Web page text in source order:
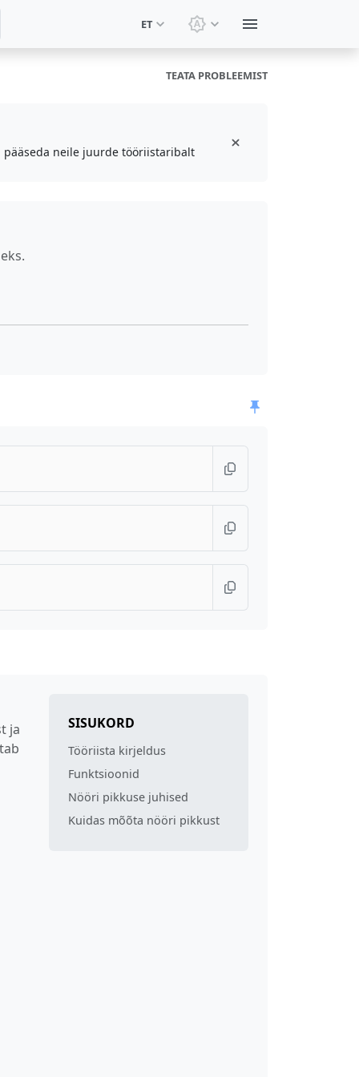
ET Vaheta teemat:
TEATA PROBLEEMIST
neile juurde tööriistaribalt
ja
SISUKORD
Tööriista kirjeldus
Funktsioonid
Nööri pikkuse juhised
Kuidas mõõta nööri pikkust